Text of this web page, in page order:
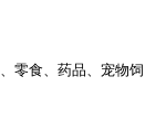
零食、药品、宠物饲